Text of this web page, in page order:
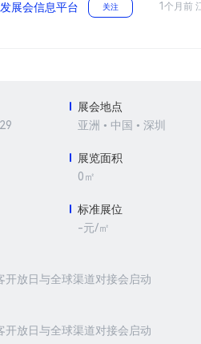
展会信息平台 关注 1个月前
展会地点
亚洲 • 中国 • 深圳
展览面积
0㎡
标准展位
-元/㎡
开放日与全球渠道对接会启动
开放日与全球渠道对接会启动